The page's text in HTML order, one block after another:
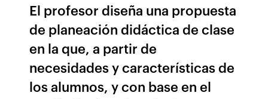
El profesor diseña una propuesta
de planeación didáctica de clase
en la que, a partir de
necesidades y características de
los alumnos, y con base en el